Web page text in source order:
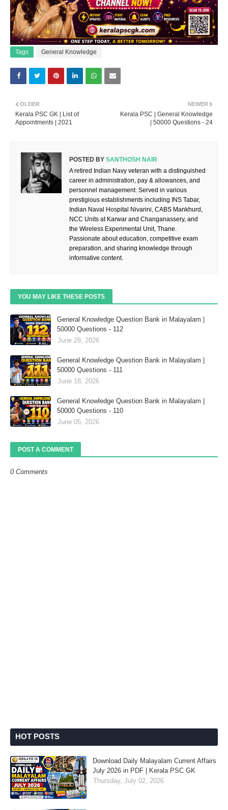
Tags General Knowledge
NEWER
Kerala PSC | General Knowledge
| 50000 Questions - 24
OLDER
Kerala PSC GK | List of
Appointments | 2021
POSTED BY SANTHOSH NAIR
A retired Indian Navy veteran with a distinguished
career in administration, pay & allowances, and
personnel management. Served in various
prestigious establishments including INS Tabar,
Indian Naval Hospital Nivarini, CABS Mankhurd,
NCC Units at Karwar and Changanassery, and
the Wireless Experimental Unit, Thane.
Passionate about education, competitive exam
preparation, and sharing knowledge through
informative content.
YOU MAY LIKE THESE POSTS
General Knowledge Question Bank in Malayalam |
50000 Questions - 112
June 28, 2026
General Knowledge Question Bank in Malayalam |
50000 Questions - 111
June 18, 2026
General Knowledge Question Bank in Malayalam |
50000 Questions - 110
June 05, 2026
POST A COMMENT
0 Comments
HOT POSTS
Download Daily Malayalam Current Affairs
July 2026 in PDF | Kerala PSC GK
Thursday, July 02, 2026